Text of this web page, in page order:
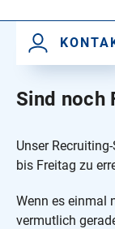
Sind noch
Unser
bis Freitag zu
Wenn es einmal
vermutlich